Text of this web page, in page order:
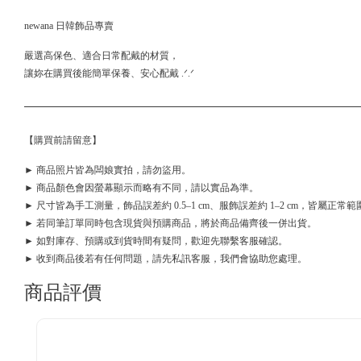
newana 日韓飾品專賣
嚴選高保色、適合日常配戴的材質，
讓妳在購買後能簡單保養、安心配戴 .ᐟ.ᐟ
【購買前請留意】
► 商品照片皆為闆娘實拍，請勿盜用。
► 商品顏色會因螢幕顯示而略有不同，請以實品為準。
► 尺寸皆為手工測量，飾品誤差約 0.5–1 cm、服飾誤差約 1–2 cm，皆屬正常範
► 若同筆訂單同時包含現貨與預購商品，將於商品備齊後一併出貨。
► 如對庫存、預購或到貨時間有疑問，歡迎先聯繫客服確認。
► 收到商品後若有任何問題，請先私訊客服，我們會協助您處理。
商品評價